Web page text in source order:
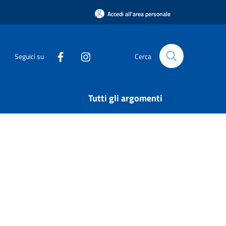
Accedi all'area personale
Seguici su Cerca
Tutti gli argomenti